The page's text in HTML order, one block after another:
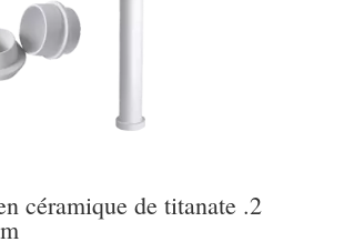
en céramique de titanate